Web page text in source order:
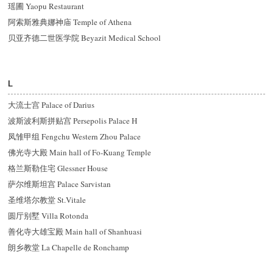
瑶圃 Yaopu Restaurant
阿索斯雅典娜神庙 Temple of Athena
贝亚齐德二世医学院 Beyazit Medical School
L
大流士宫 Palace of Darius
波斯波利斯拼贴宫 Persepolis Palace H
凤雏甲组 Fengchu Western Zhou Palace
佛光寺大殿 Main hall of Fo-Kuang Temple
格兰斯勒住宅 Glessner House
萨尔维斯坦宫 Palace Sarvistan
圣维塔尔教堂 St.Vitale
圆厅别墅 Villa Rotonda
善化寺大雄宝殿 Main hall of Shanhuasi
朗乡教堂 La Chapelle de Ronchamp